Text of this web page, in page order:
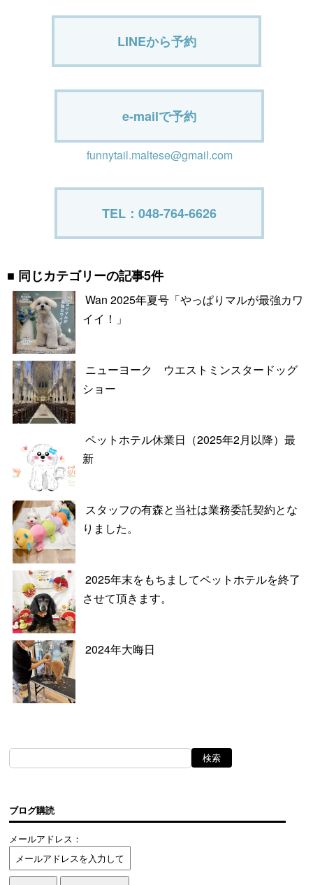
LINEから予約
e-mailで予約
funnytail.maltese@gmail.com
TEL：048-764-6626
同じカテゴリーの記事5件
Wan 2025年夏号「やっぱりマルが最強カワ
イイ！」
ニューヨーク ウエストミンスタードッグ
ショー
ペットホテル休業日（2025年2月以降）最
新
スタッフの有森と当社は業務委託契約とな
りました。
2025年末をもちましてペットホテルを終了
させて頂きます。
2024年大晦日
ブログ購読
メールアドレス：